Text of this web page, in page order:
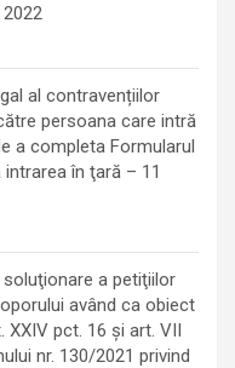
al contravențiilor
persoana care intră
a completa Formularul
în ţară – 11
a petiţiilor
având ca obiect
pct. 16 și art. VII
nr. 130/2021 privind